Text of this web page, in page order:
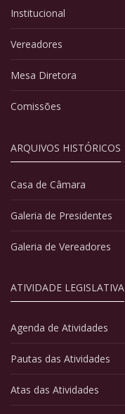
Institucional
Vereadores
Mesa Diretora
Comissões
ARQUIVOS HISTÓRICOS
Casa de Câmara
Galeria de Presidentes
Galeria de Vereadores
ATIVIDADE LEGISLATIVA
Agenda de Atividades
Pautas das Atividades
Atas das Atividades